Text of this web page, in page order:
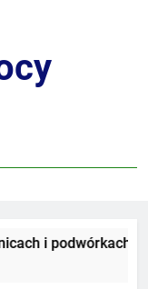
i podwórkach